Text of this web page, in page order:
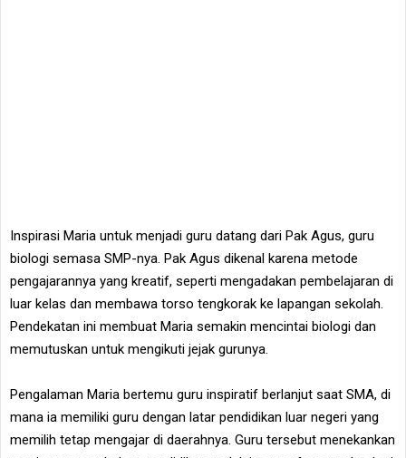
Inspirasi Maria untuk menjadi guru datang dari Pak Agus, guru
biologi semasa SMP-nya. Pak Agus dikenal karena metode
pengajarannya yang kreatif, seperti mengadakan pembelajaran di
luar kelas dan membawa torso tengkorak ke lapangan sekolah.
Pendekatan ini membuat Maria semakin mencintai biologi dan
memutuskan untuk mengikuti jejak gurunya.
Pengalaman Maria bertemu guru inspiratif berlanjut saat SMA, di
mana ia memiliki guru dengan latar pendidikan luar negeri yang
memilih tetap mengajar di daerahnya. Guru tersebut menekankan